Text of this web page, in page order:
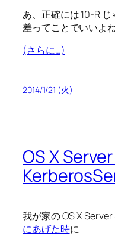
あ、正確には 10-R
差ってことでいいよ
(さらに…)
2014/1/21 (火)
OS X
我が家の OS X Server
にあげた時に